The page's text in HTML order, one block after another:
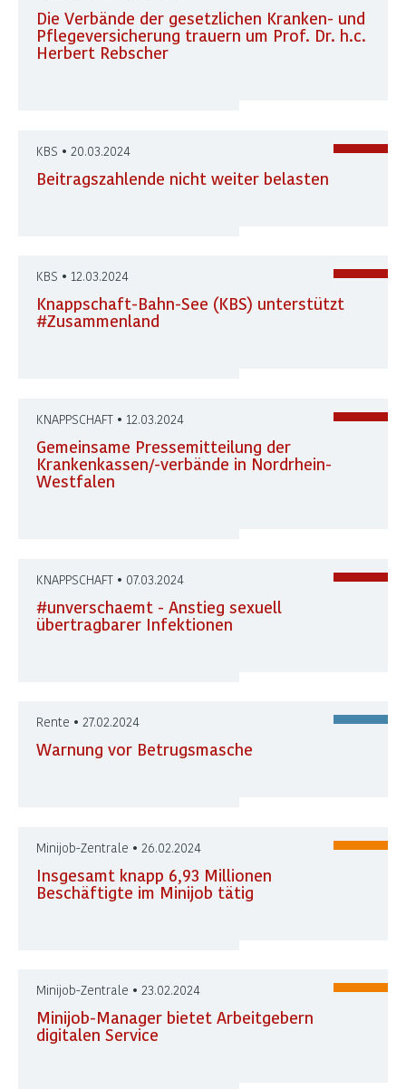
Die Verbände der gesetzlichen Kranken- und
Pflegeversicherung trauern um Prof. Dr. h.c.
Herbert Rebscher
KBS • 20.03.2024
Beitragszahlende nicht weiter belasten
KBS • 12.03.2024
Knappschaft-Bahn-See (KBS) unterstützt
#Zusammenland
KNAPPSCHAFT • 12.03.2024
Gemeinsame Pressemitteilung der
Krankenkassen/-verbände in Nordrhein-
Westfalen
KNAPPSCHAFT • 07.03.2024
#unverschaemt - Anstieg sexuell
übertragbarer Infektionen
Rente • 27.02.2024
Warnung vor Betrugsmasche
Minijob-Zentrale • 26.02.2024
Insgesamt knapp 6,93 Millionen
Beschäftigte im Minijob tätig
Minijob-Zentrale • 23.02.2024
Minijob-Manager bietet Arbeitgebern
digitalen Service